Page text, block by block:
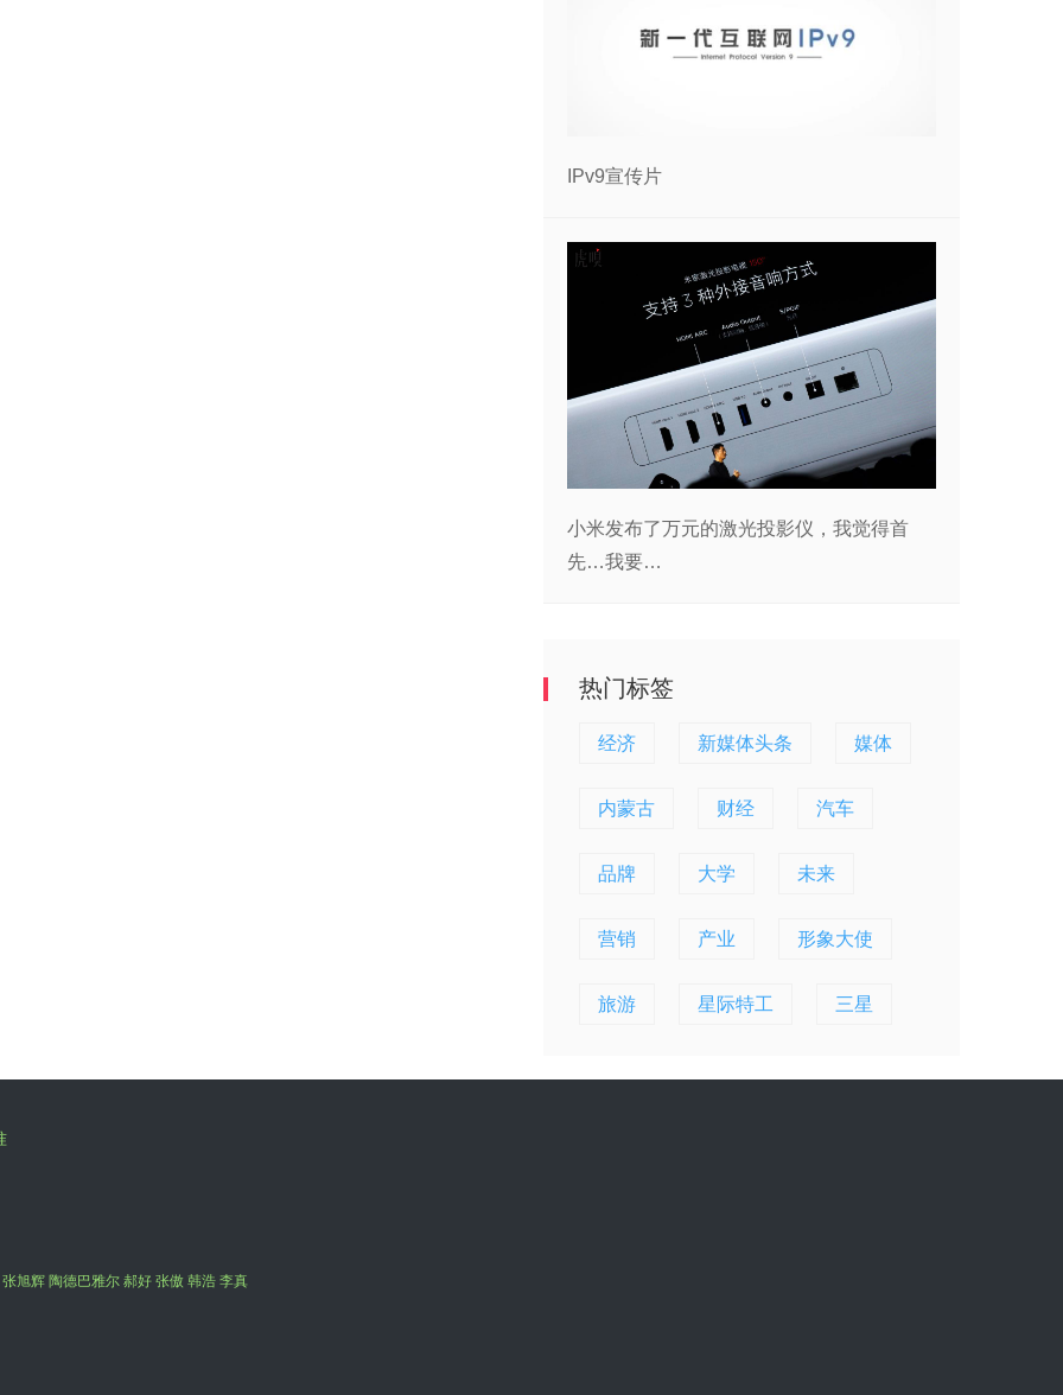
IPv9宣传片
小米发布了万元的激光投影仪，我觉得首
先…我要…
热门标签
经济 新媒体头条 媒体
内蒙古 财经 汽车
品牌 大学 未来
营销 产业 形象大使
旅游 星际特工 三星
旭辉 陶德巴雅尔 郝好 张傲 韩浩 李真